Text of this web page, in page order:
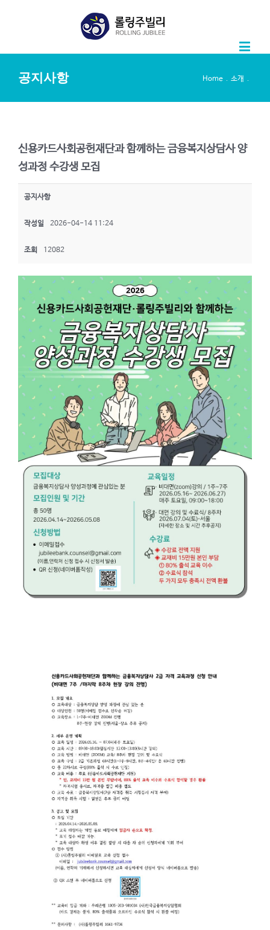
공지사항 Home 소개
신용카드사회공헌재단과 함께하는 금융복지상담사 양
성과정 수강생 모집
공지사항
작성일 2026-04-14 11:24
조회 12082